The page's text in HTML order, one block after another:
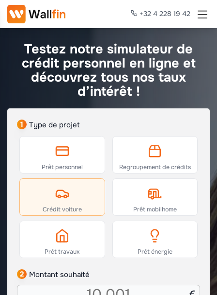
+32 4 228 19 42
Testez notre simulateur de
crédit personnel en ligne et
découvrez tous nos taux
d’intérêt !
1 Type de projet
Prêt personnel Regroupement de crédits
Crédit voiture Prêt mobilhome
Prêt travaux Prêt énergie
2 Montant souhaité